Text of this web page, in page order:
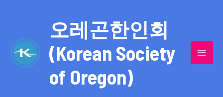
오레곤한인회
(Korean Society
of Oregon)
반세기의 세월을 품고 동포사회를 섬겨온